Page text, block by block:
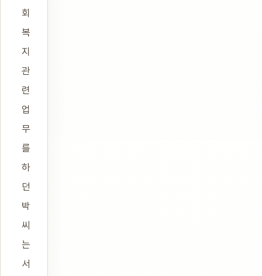
회
복
지
관
련
업
무
를
하
던
박
씨
는
서